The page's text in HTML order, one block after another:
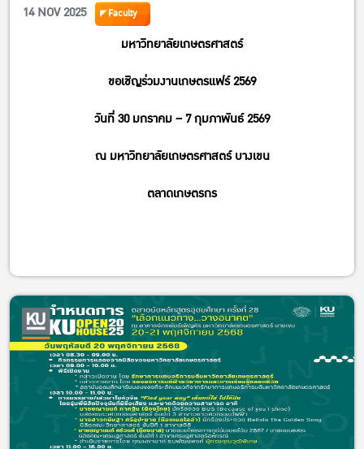
14 NOV 2025 Faculty
มหาวิทยาลัยเกษตรศาสตร์
ขอเชิญร่วมงานเกษตรแฟร์ 2569
วันที่ 30 มกราคม – 7 กุมภาพันธ์ 2569
ณ มหาวิทยาลัยเกษตรศาสตร์ บางเขน
ตลาดเกษตรกร